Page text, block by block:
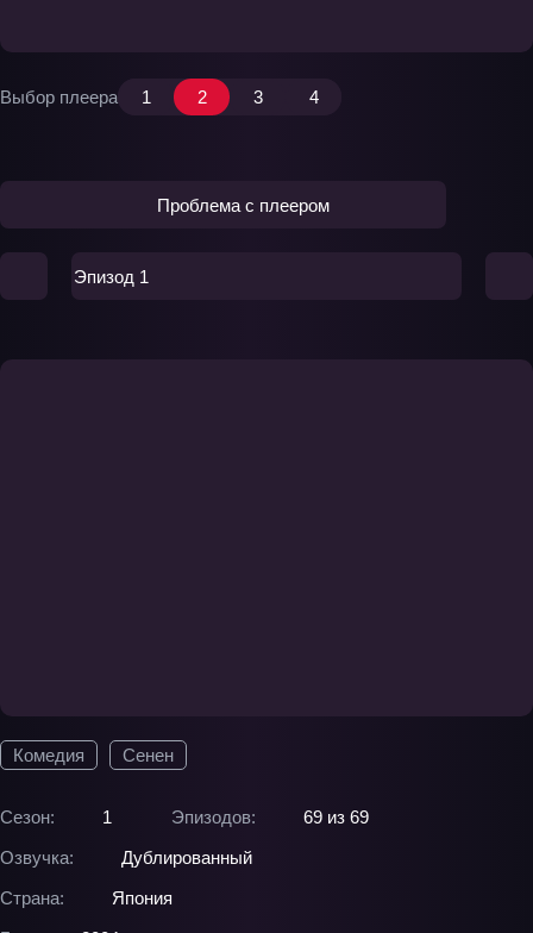
Комедия Сенен
Сезон: 1 Эпизодов:
69 из 69
Озвучка:
Дублированный
Страна:
Япония
Выбор плеера 1 2 3 4
Проблема с плеером
Эпизод 1